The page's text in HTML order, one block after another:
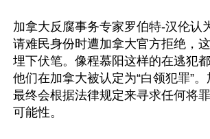
加拿大反腐事务专家罗伯特-汉伦认
请难民身份时遭加拿大官方拒绝，
埋下伏笔。像程慕阳这样的在逃犯
他们在加拿大被认定为“白领犯罪”
最终会根据法律规定来寻求任何将
可能性。